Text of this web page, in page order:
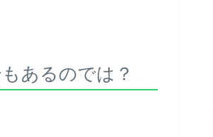
あるのでは？